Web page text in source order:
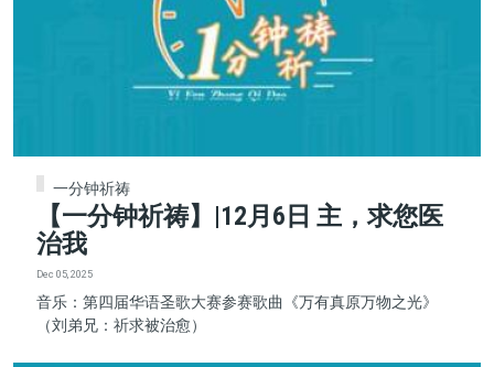
一分钟祈祷
【一分钟祈祷】|12月6日 主，求您医
治我
Dec 05, 2025
音乐：第四届华语圣歌大赛参赛歌曲《万有真原万物之光》
（刘弟兄：祈求被治愈）